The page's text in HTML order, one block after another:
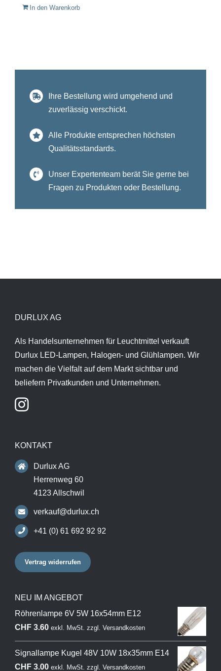
In den Warenkorb
Ihre Bestellung wird umgehend und
zuverlässig verschickt.
Alle Produkte entsprechen höchsten
Qualitätsstandards.
Unser Expertenteam berät Sie gerne bei
Fragen zu Produkten oder Bestellung.
DURLUX AG
Als Handelsunternehmen für Leuchtmittel verkauft
Durlux LED-Lampen, Halogen- und Glühlampen. Wir
machen die Vielfalt auf dem Markt sichtbar und
beliefern Privatkunden und Unternehmen.
KONTAKT
Durlux AG
Herrenweg 60
4123 Allschwil
verkauf@durlux.ch
+41 (0) 61 692 92 92
Vertrag widerrufen
NEU IM ANGEBOT
Röhrenlampe 6V 5W 16x54mm E12
CHF3.60 exkl. MwSt. zzgl. Versandkosten
Signallampe Kugel 48V 10W 18x35mm E14
CHF3.00 exkl. MwSt. zzgl. Versandkosten